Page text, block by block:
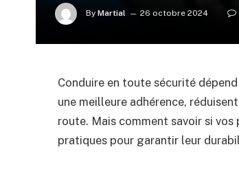
By Martial 26 octobre 2024
Conduire en toute sécurité
une meilleure adhérence,
route. Mais comment savoir si
pratiques pour garantir leur